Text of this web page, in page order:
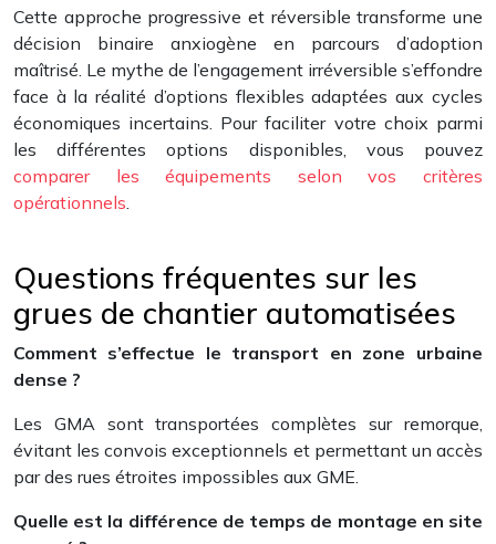
Cette approche progressive et réversible transforme une
décision binaire anxiogène en parcours d’adoption
maîtrisé. Le mythe de l’engagement irréversible s’effondre
face à la réalité d’options flexibles adaptées aux cycles
économiques incertains. Pour faciliter votre choix parmi
les différentes options disponibles, vous pouvez
comparer les équipements selon vos critères
opérationnels.
Questions fréquentes sur les
grues de chantier automatisées
Comment s’effectue le transport en zone urbaine
dense ?
Les GMA sont transportées complètes sur remorque,
évitant les convois exceptionnels et permettant un accès
par des rues étroites impossibles aux GME.
Quelle est la différence de temps de montage en site